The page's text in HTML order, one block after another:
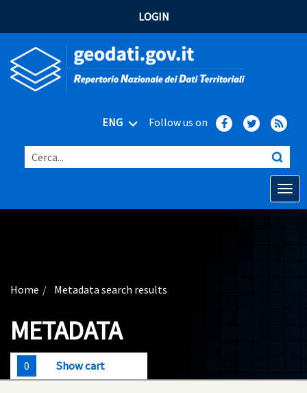
LOGIN
ENG Follow us on
Cerca...
Open
Advanced search
Geodata
Documents
News
Home Metadata search results
METADATA
0 Show cart